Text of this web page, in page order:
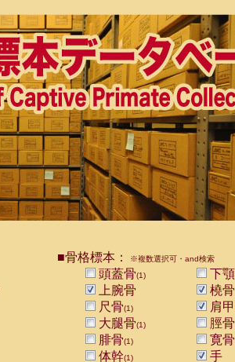
■骨格標本： ※複数選択可・and検索
頭蓋骨(1) 下
上腕骨
橈骨
尺骨(1)
肩
大腿骨(1) 脛骨
腓骨(1) 寛骨
体幹(1)
手